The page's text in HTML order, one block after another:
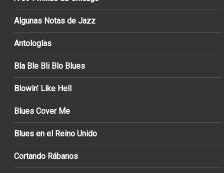
Algunas Notas de Jazz
Antologías
Bla Ble Bli Blo Blues
Blowin’ Like Hell
Blues Cover Me
Blues en el Reino Unido
Cortando Rábanos